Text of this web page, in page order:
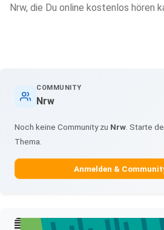
Nrw, die Du online kostenlos hören
COMMUNITY
Nrw
Noch keine Community zu Nrw . Starte
Thema.
Anmelden &